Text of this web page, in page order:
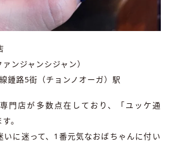
ンジャンシジャン）
鍾路5街（チョンノオーガ）駅
門店が多数点在しており、「ユッケ通
。
いに迷って、1番元気なおばちゃんに付い